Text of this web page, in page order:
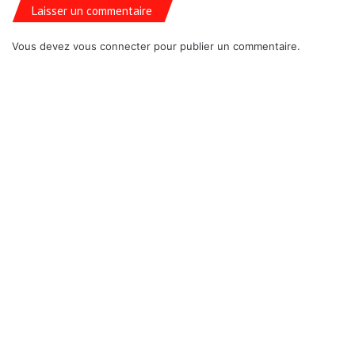
Laisser un commentaire
Vous devez vous connecter pour publier un commentaire.